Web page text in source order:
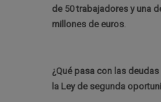
de 50 trabajadores y una
millones de euros.
¿Qué pasa con las
la Ley de segunda